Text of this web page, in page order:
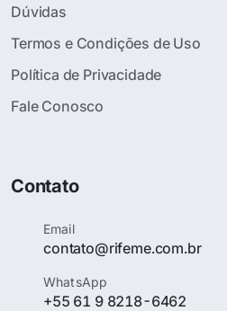
Dúvidas
Termos e Condições de Uso
Política de Privacidade
Fale Conosco
Contato
Email
contato@rifeme.com.br
WhatsApp
+55 61 9 8218-6462